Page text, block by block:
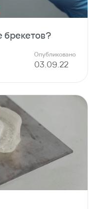
брекетов?
Опубликовано
03.09.22